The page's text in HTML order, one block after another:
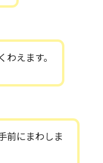
えます。
前にまわしま